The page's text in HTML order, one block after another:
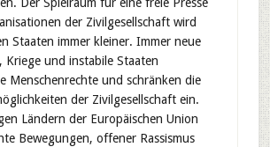
der Zivilgesellschaft wird
Staaten immer kleiner. Immer neue
Kriege und instabile Staaten
Menschenrechte und schränken die
der Zivilgesellschaft ein.
Ländern der Europäischen Union
Bewegungen, offener Rassismus